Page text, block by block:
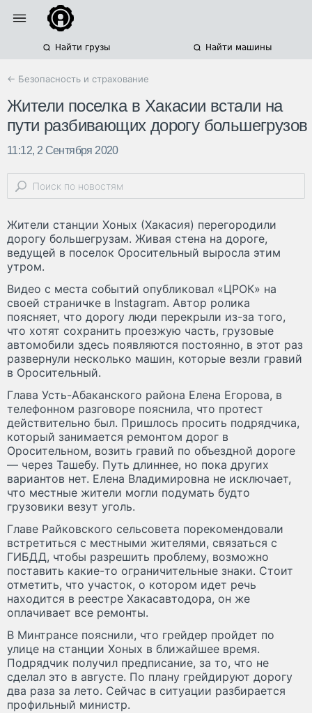
Найти грузы Найти машины
← Безопасность и страхование
Жители поселка в Хакасии встали на
пути разбивающих дорогу большегрузов
11:12, 2 Сентября 2020
Жители станции Хоных (Хакасия) перегородили
дорогу большегрузам. Живая стена на дороге,
ведущей в поселок Оросительный выросла этим
утром.
Видео с места событий опубликовал «ЦРОК» на
своей страничке в Instagram. Автор ролика
поясняет, что дорогу люди перекрыли из-за того,
что хотят сохранить проезжую часть, грузовые
автомобили здесь появляются постоянно, в этот раз
развернули несколько машин, которые везли гравий
в Оросительный.
Глава Усть-Абаканского района Елена Егорова, в
телефонном разговоре пояснила, что протест
действительно был. Пришлось просить подрядчика,
который занимается ремонтом дорог в
Оросительном, возить гравий по объездной дороге
— через Ташебу. Путь длиннее, но пока других
вариантов нет. Елена Владимировна не исключает,
что местные жители могли подумать будто
грузовики везут уголь.
Главе Райковского сельсовета порекомендовали
встретиться с местными жителями, связаться с
ГИБДД, чтобы разрешить проблему, возможно
поставить какие-то ограничительные знаки. Стоит
отметить, что участок, о котором идет речь
находится в реестре Хакасавтодора, он же
оплачивает все ремонты.
В Минтрансе пояснили, что грейдер пройдет по
улице на станции Хоных в ближайшее время.
Подрядчик получил предписание, за то, что не
сделал это в августе. По плану грейдируют дорогу
два раза за лето. Сейчас в ситуации разбирается
профильный министр.